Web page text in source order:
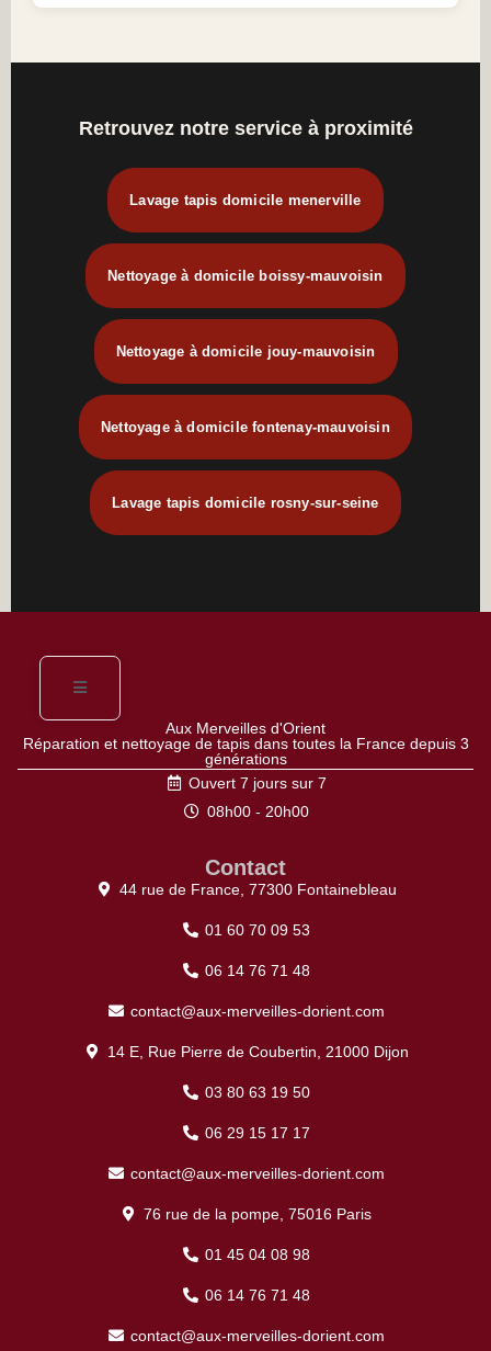
Retrouvez notre service à proximité
Lavage tapis domicile menerville
Nettoyage à domicile boissy-mauvoisin
Nettoyage à domicile jouy-mauvoisin
Nettoyage à domicile fontenay-mauvoisin
Lavage tapis domicile rosny-sur-seine
Aux Merveilles d'Orient
Réparation et nettoyage de tapis dans toutes la France depuis 3
générations
Ouvert 7 jours sur 7
08h00 - 20h00
Contact
44 rue de France, 77300 Fontainebleau
01 60 70 09 53
06 14 76 71 48
contact@aux-merveilles-dorient.com
14 E, Rue Pierre de Coubertin, 21000 Dijon
03 80 63 19 50
06 29 15 17 17
contact@aux-merveilles-dorient.com
76 rue de la pompe, 75016 Paris
01 45 04 08 98
06 14 76 71 48
contact@aux-merveilles-dorient.com